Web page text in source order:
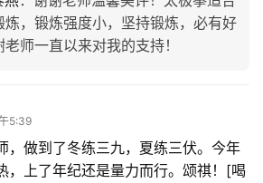
炼，锻炼强度小，坚持锻炼，必有好
师一直以来对我的支持！
5:39
，做到了冬练三九，夏练三伏。今年
，上了年纪还是量力而行。颂祺！[喝